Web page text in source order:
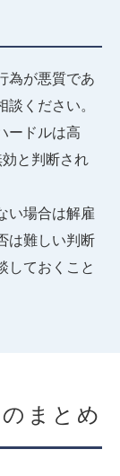
為が悪質であ
ください。
ードルは高
と判断され
い場合は解雇
は難しい判断
しておくこと
まとめ